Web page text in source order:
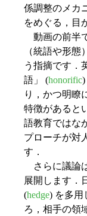
係調整のメカ
をめぐる，目
動画の前半
（統語や形
う指摘です．
語」 (honorific)
り，かつ明瞭
特徴があると
語教育ではな
プローチが対
す．
さらに議論
展開します．
(hedge) を多用
ろ，相手の領